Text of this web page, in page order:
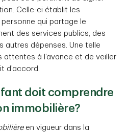
Celle-ci établit les
qui partage le
des services publics, des
autres dépenses. Une telle
à l’avance et de veiller
d’accord.
doit comprendre
immobilière?
en vigueur dans la